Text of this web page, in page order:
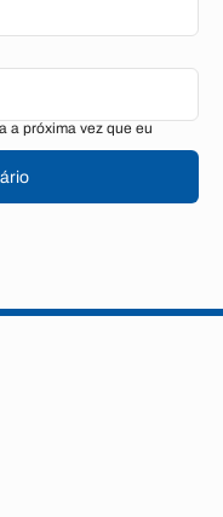
a próxima vez que eu